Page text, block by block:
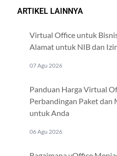
ARTIKEL LAINNYA
Virtual Office untuk
Alamat untuk NIB dan
07 Agu 2026
Panduan Harga Virtual
Perbandingan Paket dan
untuk Anda
06 Agu 2026